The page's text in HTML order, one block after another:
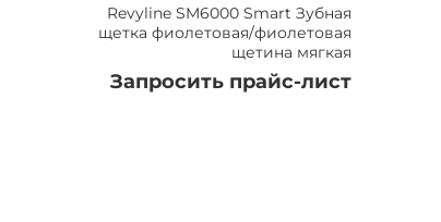
фиолетовая/
фиолетовая щетина
мягкая
Revyline SM6000 Smart Зубная
щетка фиолетовая/фиолетовая
щетина мягкая
Запросить прайс-лист